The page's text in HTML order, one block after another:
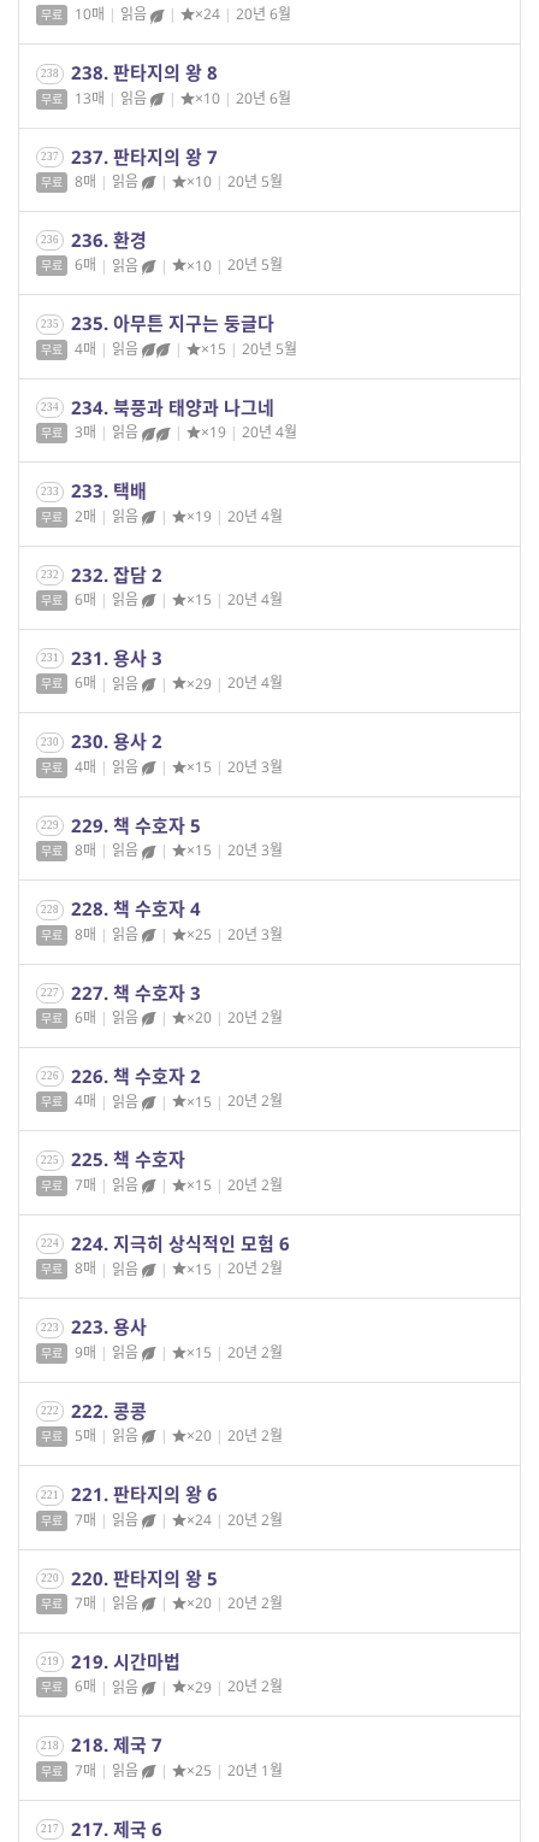
무료 10매 | 읽음 | ×24 | 20년 6월
238 238. 판타지의 왕 8
무료 13매 | 읽음 | ×10 | 20년 6월
237 237. 판타지의 왕 7
무료 8매 | 읽음 | ×10 | 20년 5월
236 236. 환경
무료 6매 | 읽음 | ×10 | 20년 5월
235 235. 아무튼 지구는 둥글다
무료 4매 | 읽음 | ×15 | 20년 5월
234 234. 북풍과 태양과 나그네
무료 3매 | 읽음 | ×19 | 20년 4월
233 233. 택배
무료 2매 | 읽음 | ×19 | 20년 4월
232 232. 잡담 2
무료 6매 | 읽음 | ×15 | 20년 4월
231 231. 용사 3
무료 6매 | 읽음 | ×29 | 20년 4월
230 230. 용사 2
무료 4매 | 읽음 | ×15 | 20년 3월
229 229. 책 수호자 5
무료 8매 | 읽음 | ×15 | 20년 3월
228 228. 책 수호자 4
무료 8매 | 읽음 | ×25 | 20년 3월
227 227. 책 수호자 3
무료 6매 | 읽음 | ×20 | 20년 2월
226 226. 책 수호자 2
무료 4매 | 읽음 | ×15 | 20년 2월
225 225. 책 수호자
무료 7매 | 읽음 | ×15 | 20년 2월
224 224. 지극히 상식적인 모험 6
무료 8매 | 읽음 | ×15 | 20년 2월
223 223. 용사
무료 9매 | 읽음 | ×15 | 20년 2월
222 222. 콩콩
무료 5매 | 읽음 | ×20 | 20년 2월
221 221. 판타지의 왕 6
무료 7매 | 읽음 | ×24 | 20년 2월
220 220. 판타지의 왕 5
무료 7매 | 읽음 | ×20 | 20년 2월
219 219. 시간마법
무료 6매 | 읽음 | ×29 | 20년 2월
218 218. 제국 7
무료 7매 | 읽음 | ×25 | 20년 1월
217 217. 제국 6